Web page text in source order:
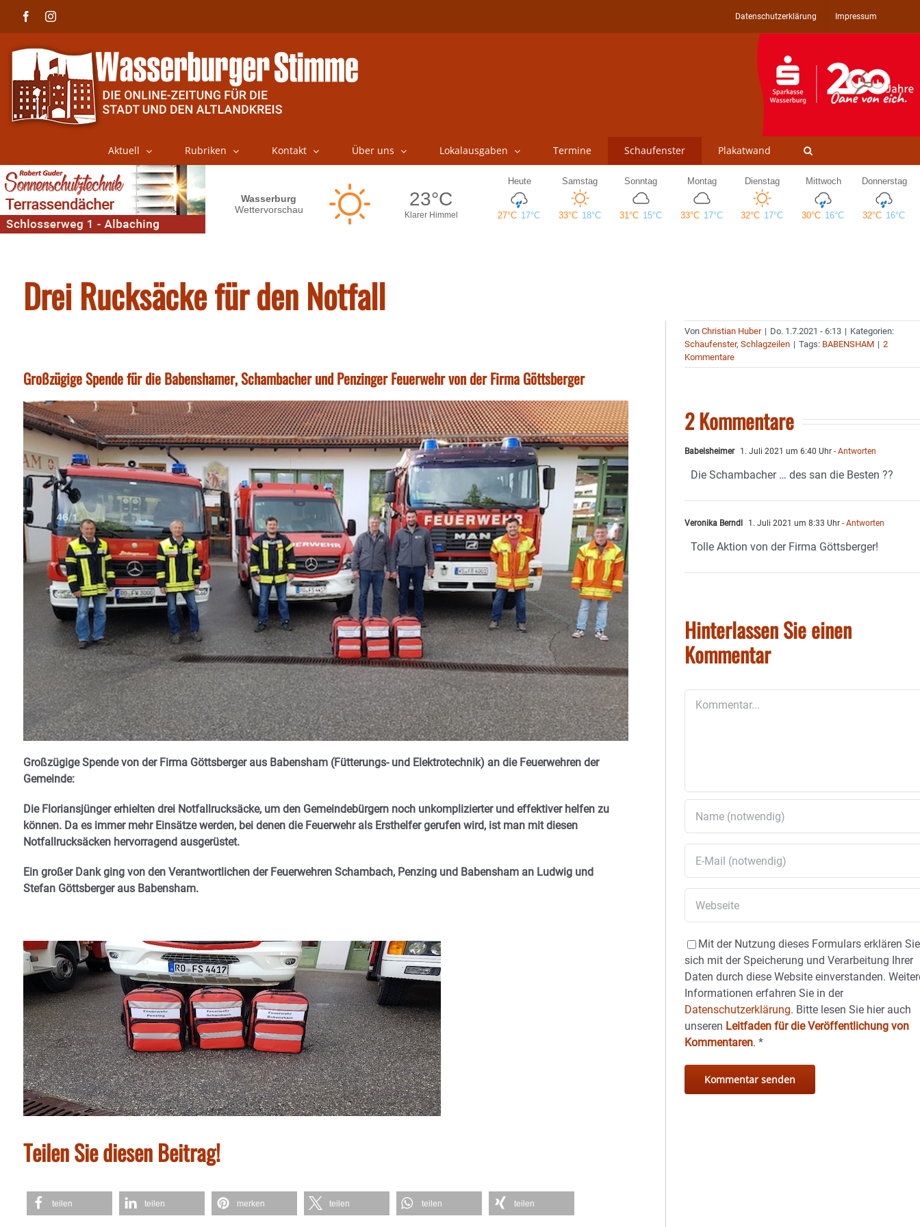
FacebookInstagram Datenschutzerklärung Impressum
Aktuell Rubriken Kontakt Über uns Lokalausgaben Termine Schaufenster Plakatwand
Drei Rucksäcke für den Notfall
Großzügige Spende für die Babenshamer, Schambacher und Penzinger Feuerwehr von der Firma Göttsberger
Großzügige Spende von der Firma Göttsberger aus Babensham (Fütterungs- und Elektrotechnik) an die Feuerwehren der
Gemeinde:
Die Floriansjünger erhielten drei Notfallrucksäcke, um den Gemeindebürgern noch unkomplizierter und effektiver helfen zu
können. Da es immer mehr Einsätze werden, bei denen die Feuerwehr als Ersthelfer gerufen wird, ist man mit diesen
Notfallrucksäcken hervorragend ausgerüstet.
Ein großer Dank ging von den Verantwortlichen der Feuerwehren Schambach, Penzing und Babensham an Ludwig und
Stefan Göttsberger aus Babensham.
Teilen Sie diesen Beitrag!
teilen teilen merken teilen teilen teilen
VonChristian Huber | Do. 1.7.2021 - 6:13 | Kategorien:
Schaufenster,Schlagzeilen | Tags: BABENSHAM | 2
Kommentare
2 Kommentare
Babelsheimer 1. Juli 2021 um 6:40 Uhr - Antworten
Die Schambacher … des san die Besten ??
Veronika Berndl 1. Juli 2021 um 8:33 Uhr - Antworten
Tolle Aktion von der Firma Göttsberger!
Hinterlassen Sie einen
Kommentar
Mit der Nutzung dieses Formulars erklären Sie
sich mit der Speicherung und Verarbeitung Ihrer
Daten durch diese Website einverstanden.
Informationen erfahren Sie in der
Datenschutzerklärung. Bitte lesen Sie hier auch
unseren Leitfaden für die Veröffentlichung von
Kommentaren.*